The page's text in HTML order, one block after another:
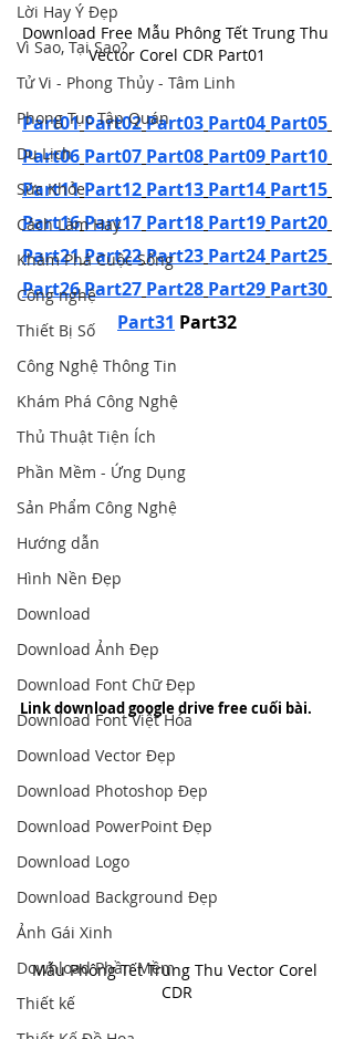
Lời Hay Ý Đẹp
Vì Sao, Tại Sao?
Tử Vi - Phong Thủy - Tâm Linh
Phong Tục Tập Quán
Du Lịch
Sức Khỏe
Cách Làm Hay
Khám Phá Cuộc Sống
Công nghệ
Thiết Bị Số
Công Nghệ Thông Tin
Khám Phá Công Nghệ
Thủ Thuật Tiện Ích
Phần Mềm - Ứng Dụng
Sản Phẩm Công Nghệ
Hướng dẫn
Hình Nền Đẹp
Download
Download Ảnh Đẹp
Download Font Chữ Đẹp
Download Font Việt Hóa
Download Vector Đẹp
Download Photoshop Đẹp
Download PowerPoint Đẹp
Download Logo
Download Background Đẹp
Ảnh Gái Xinh
Download Phần Mềm
Thiết kế
Download Free Mẫu Phông Tết Trung Thu
Vector Corel CDR Part01
Part01 Part02Part03 Part04 Part05
Part06 Part07 Part08 Part09 Part10
Part11Part12 Part13 Part14 Part15
Part16Part17 Part18 Part19 Part20
Part21Part22Part23 Part24 Part25
Part26Part27 Part28 Part29 Part30
Part31 Part32
Link download google drive free cuối bài.
Mẫu Phông Tết Trung Thu Vector Corel
CDR